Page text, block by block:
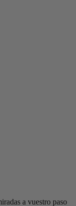
a vuestro paso